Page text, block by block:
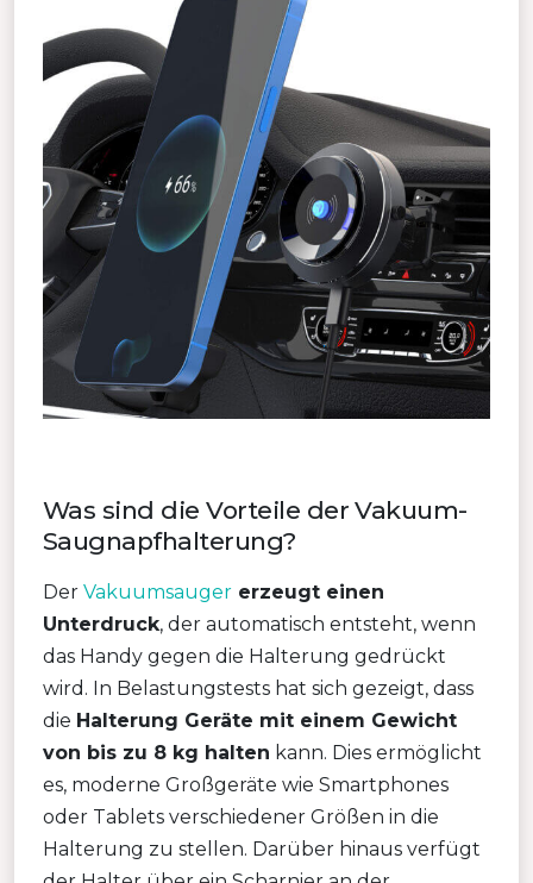
Was sind die Vorteile der Vakuum-
Saugnapfhalterung?
Der Vakuumsauger erzeugt einen
Unterdruck, der automatisch entsteht, wenn
das Handy gegen die Halterung gedrückt
wird. In Belastungstests hat sich gezeigt, dass
die Halterung Geräte mit einem Gewicht
von bis zu 8 kg halten kann. Dies ermöglicht
es, moderne Großgeräte wie Smartphones
oder Tablets verschiedener Größen in die
Halterung zu stellen. Darüber hinaus verfügt